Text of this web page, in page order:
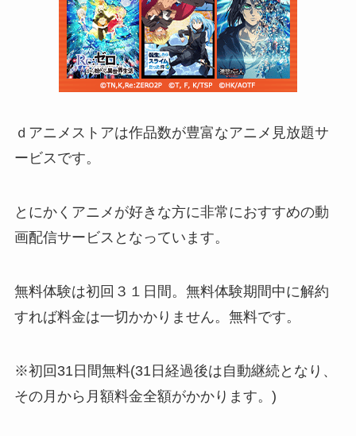
ｄアニメストアは作品数が豊富なアニメ見放題サ
ービスです。
とにかくアニメが好きな方に非常におすすめの動
画配信サービスとなっています。
無料体験は初回３１日間。無料体験期間中に解約
すれば料金は一切かかりません。無料です。
※初回31日間無料(31日経過後は自動継続となり、
その月から月額料金全額がかかります。)